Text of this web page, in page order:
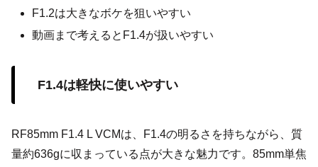
F1.2は大きなボケを狙いやすい
動画まで考えるとF1.4が扱いやすい
F1.4は軽快に使いやすい
RF85mm F1.4 L VCMは、F1.4の明るさを持ちながら、質
量約636gに収まっている点が大きな魅力です。85mm単焦